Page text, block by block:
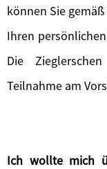
können Sie
Ihren
Die
Teilnahme am
Ich wollte mich